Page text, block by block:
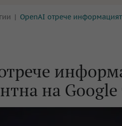
OpenAI отрече
на Google